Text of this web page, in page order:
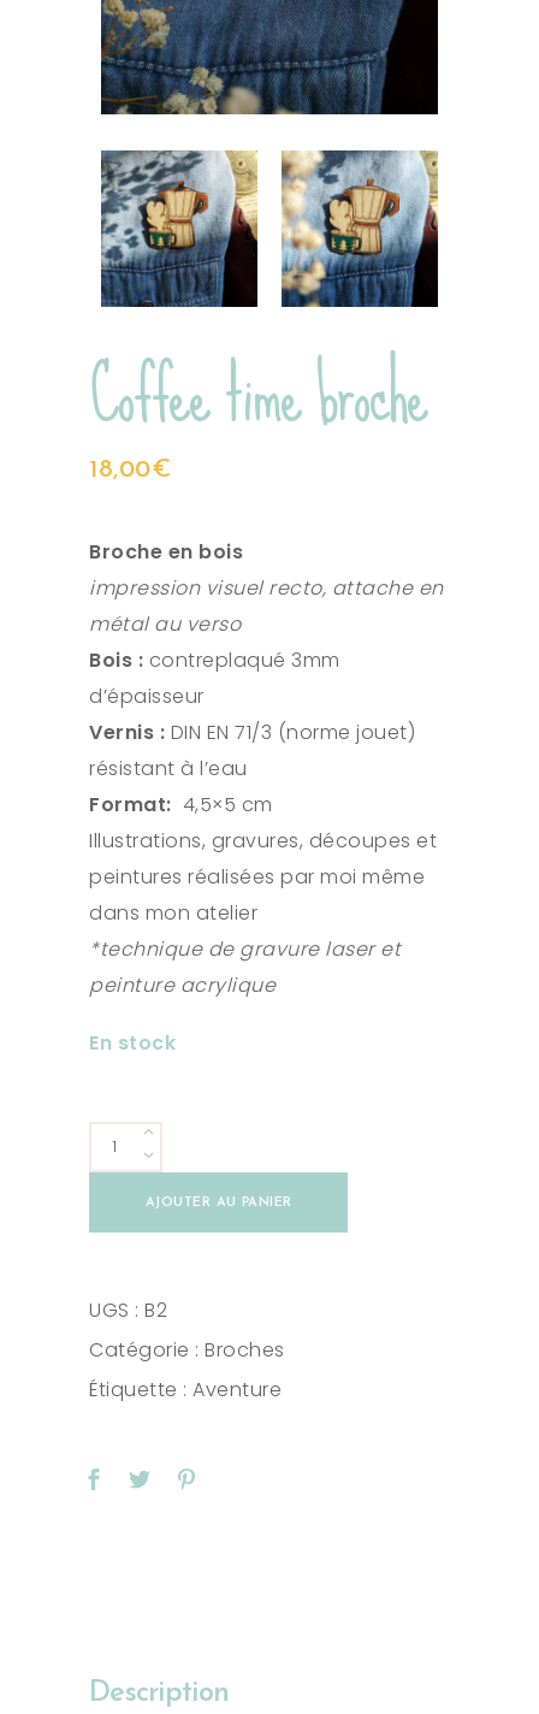
Coffee time broche
18,00€
Broche en bois
impression visuel recto, attache en
métal au verso
Bois : contreplaqué 3mm
d’épaisseur
Vernis : DIN EN 71/3 (norme jouet)
résistant à l’eau
Format: 4,5×5 cm
Illustrations, gravures, découpes et
peintures réalisées par moi même
dans mon atelier
*technique de gravure laser et
peinture acrylique
En stock
Coffee
time
brocheAJOUTER AU PANIER
UGS :B2
Catégorie :Broches
Étiquette :Aventure
Description